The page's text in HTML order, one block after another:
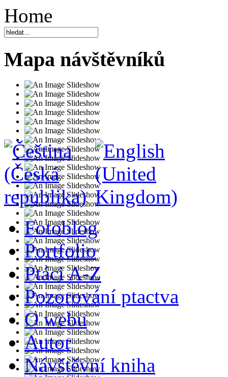
Home
Mapa návštěvníků
Fotoblog
Portfolio
Ptáci A-Z
Pozorování ptactva
O webu
Autor
Návštěvní kniha